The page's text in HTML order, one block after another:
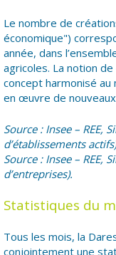
Le nombre de
économique")
année, dans
agricoles. La notion
concept harmonisé
en œuvre de
Source : Insee – REE,
d’établissements
Source : Insee – REE,
d’entreprises).
Statistiques du
Tous les mois, la
conjointement une